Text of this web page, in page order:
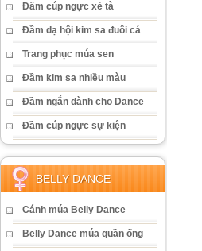
Đầm cúp ngực xẻ tà
Đầm dạ hội kim sa đuôi cá
Trang phục múa sen
Đầm kim sa nhiều màu
Đầm ngắn dành cho Dance
Đầm cúp ngực sự kiện
BELLY DANCE
Cánh múa Belly Dance
Belly Dance múa quần ống